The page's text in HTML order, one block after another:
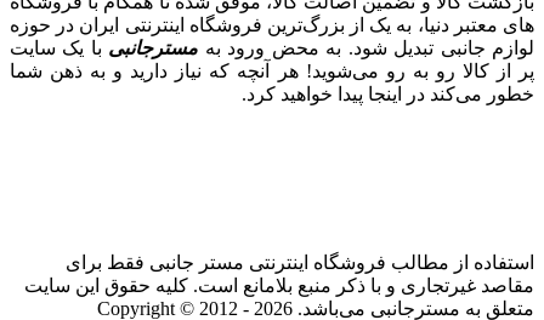
های معتبر دنیا، به یک از بزرگ‌ترین فروشگاه اینترنتی ایران در حوزه
لوازم جانبی تبدیل شود. به محض ورود به مسترجانبی با یک سایت
پر از کالا رو به رو می‌شوید! هر آنچه که نیاز دارید و به ذهن شما
خطور می‌کند در اینجا پیدا خواهید کرد.
استفاده از مطالب فروشگاه اینترنتی مستر جانبی فقط برای
مقاصد غیرتجاری و با ذکر منبع بلامانع است. کلیه حقوق این سایت
متعلق به مسترجانبی می‌باشد. Copyright © 2012 - 2026